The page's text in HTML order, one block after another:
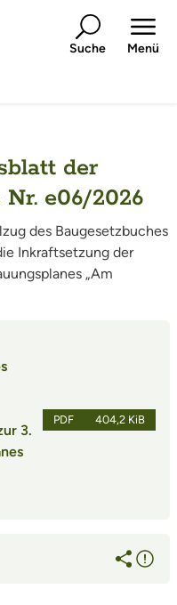
Suche Menü
der
e06/2026
des Baugesetzbuches
Inkraftsetzung der
„Am
3.
PDF 404,2 KiB